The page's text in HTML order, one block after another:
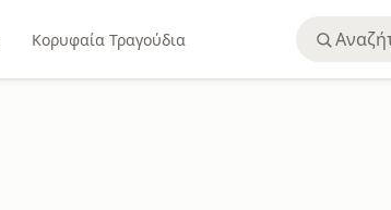
Κορυφαία Τραγούδια